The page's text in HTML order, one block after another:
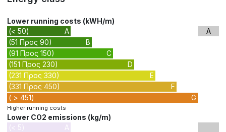
Lower running costs (kWH/m)
(< 50)
A
(51 Προς 90)
B
(91 Προς 150)
C
(151 Προς 230)
D
(231 Προς 330)
E
(331 Προς 450)
F
( > 451)
G
A
Higher running costs
Lower CO2 emissions (kg/m)
(< 5)
A